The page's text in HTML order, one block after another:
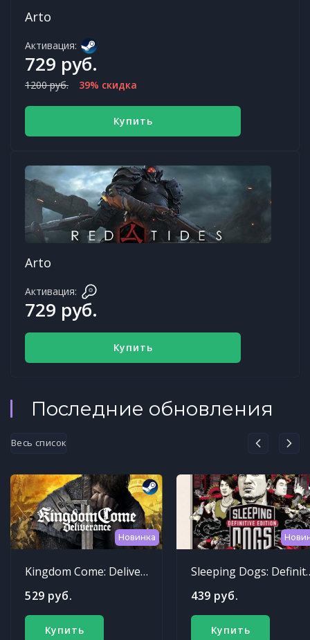
Arto
Активация:
729 руб.
1200 руб. 39% скидка
Купить
Arto
Активация:
729 руб.
Купить
Последние обновления
Весь список
Новинка
Kingdom Come: Deliverance
529 руб.
Купить
Sleeping
439 руб.
Купить